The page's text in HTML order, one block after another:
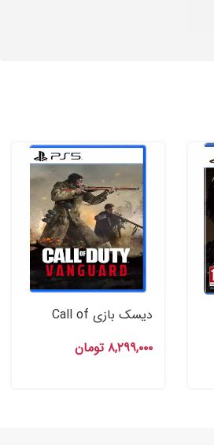
دیسک بازی Call of
ps۵
۸,۲۹۹,۰۰۰ تومان